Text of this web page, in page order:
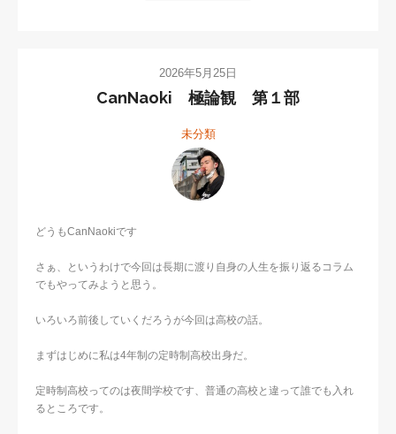
2026年5月25日
CanNaoki 極論観 第１部
未分類
どうもCanNaokiです
さぁ、というわけで今回は長期に渡り自身の人生を振り返るコラム
でもやってみようと思う。
いろいろ前後していくだろうが今回は高校の話。
まずはじめに私は4年制の定時制高校出身だ。
定時制高校ってのは夜間学校です、普通の高校と違って誰でも入れ
るところです。